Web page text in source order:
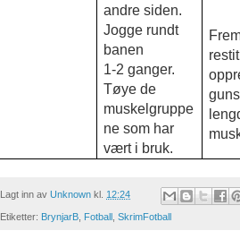
andre siden.
Jogge rundt
banen
1-2 ganger.
Tøye de
muskelgruppe
ne som har
vært i bruk.
Lagt inn av Unknown kl. 12:24
Etiketter: BrynjarB Fotball SkrimFotball